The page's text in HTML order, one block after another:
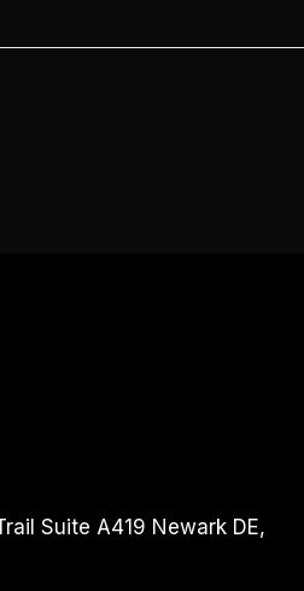
Suite A419 Newark DE,